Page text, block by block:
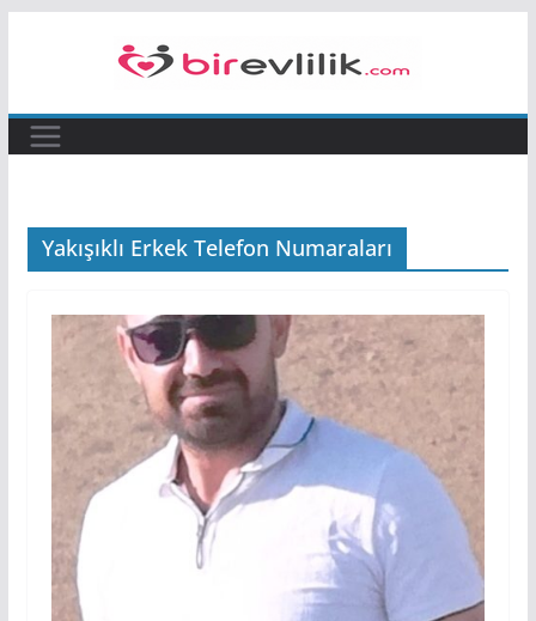
Yakışıklı Erkek Telefon Numaraları